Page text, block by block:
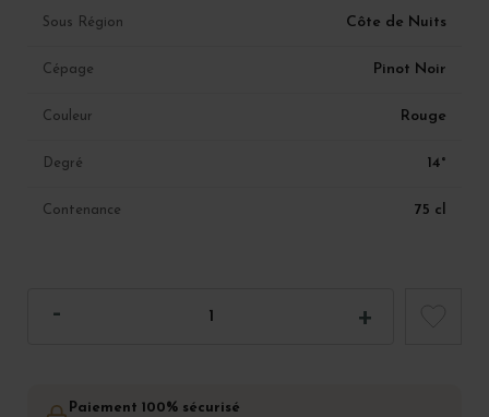
Sous Région Côte de Nuits
Cépage Pinot Noir
Couleur Rouge
Degré 14°
Contenance 75 cl
Paiement 100% sécurisé